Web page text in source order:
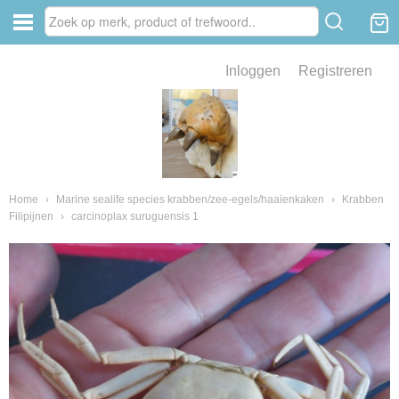
Inloggen Registreren
Home › Marine sealife species krabben/zee-egels/haaienkaken ›
Krabben
Filipijnen
› carcinoplax suruguensis 1
van fossielen en mineralen